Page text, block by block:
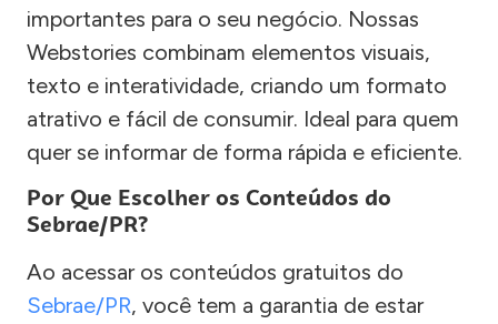
importantes para o seu negócio. Nossas
Webstories combinam elementos visuais,
texto e interatividade, criando um formato
atrativo e fácil de consumir. Ideal para quem
quer se informar de forma rápida e eficiente.
Por Que Escolher os Conteúdos do
Sebrae/PR?
Ao acessar os conteúdos gratuitos do
Sebrae/PR, você tem a garantia de estar